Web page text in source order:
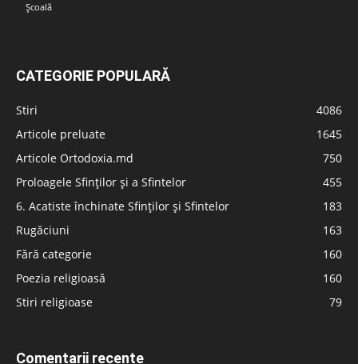
Școală
CATEGORIE POPULARĂ
Stiri
4086
Articole preluate
1645
Articole Ortodoxia.md
750
Proloagele Sfinților și a Sfintelor
455
6. Acatiste închinate Sfinților și Sfintelor
183
Rugăciuni
163
Fără categorie
160
Poezia religioasă
160
Stiri religioase
79
Comentarii recente